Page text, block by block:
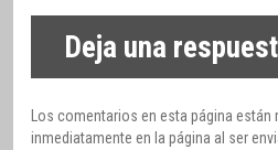
Deja una
Los comentarios en esta página están
inmediatamente en la página al ser